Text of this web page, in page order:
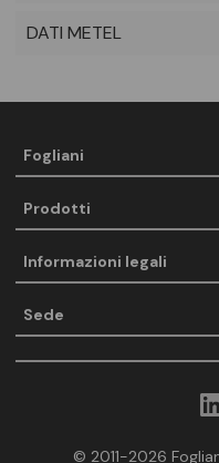
DATI METEL
Fogliani
Prodotti
Informazioni legali
Sede
© 2011-2026